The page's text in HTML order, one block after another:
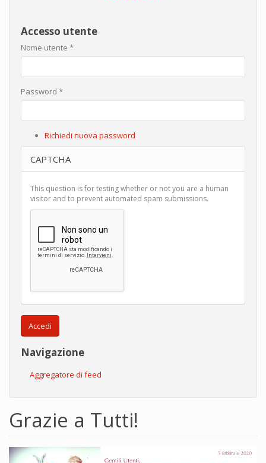
Accesso utente
Nome utente *
Password *
Richiedi nuova password
CAPTCHA
This question is for testing whether or not you are a human
visitor and to prevent automated spam submissions.
Accedi
Navigazione
Aggregatore di feed
Grazie a Tutti!